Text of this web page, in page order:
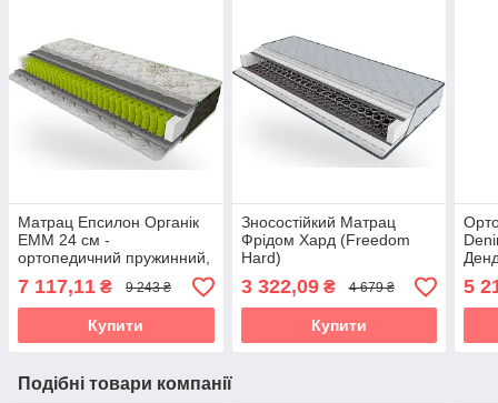
Матрац Епсилон Органік
EMM 24 см -
ортопедичний пружинний,
IQ Spring, до 150 кг
(Epsilon Organic)
7 117,11 ₴ 9 243 ₴
Купити
Зносостійкий Матрац
Фрідом Хард (Freedom
Hard)
3 322,09₴ 4 679 ₴
Купити
5
Подібні товари компанії